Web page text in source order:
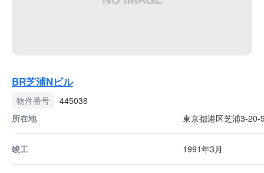
BR芝浦Nビル
物件番号
445038
所在地
東京都港区芝浦3-20-
竣工 1991年3月